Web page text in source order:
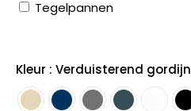
Tegelpannen
Kleur : Verduisterend gordijn